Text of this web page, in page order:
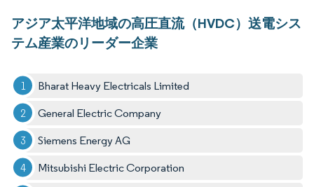
アジア太平洋地域の高圧直流（HVDC）送電シス
テム産業のリーダー企業
Bharat Heavy Electricals Limited
General Electric Company
Siemens Energy AG
Mitsubishi Electric Corporation